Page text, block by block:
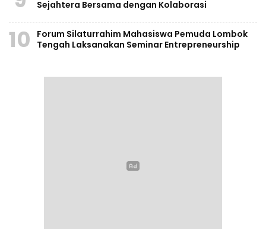
Sejahtera Bersama dengan Kolaborasi
10
Forum Silaturrahim Mahasiswa Pemuda Lombok
Tengah Laksanakan Seminar Entrepreneurship